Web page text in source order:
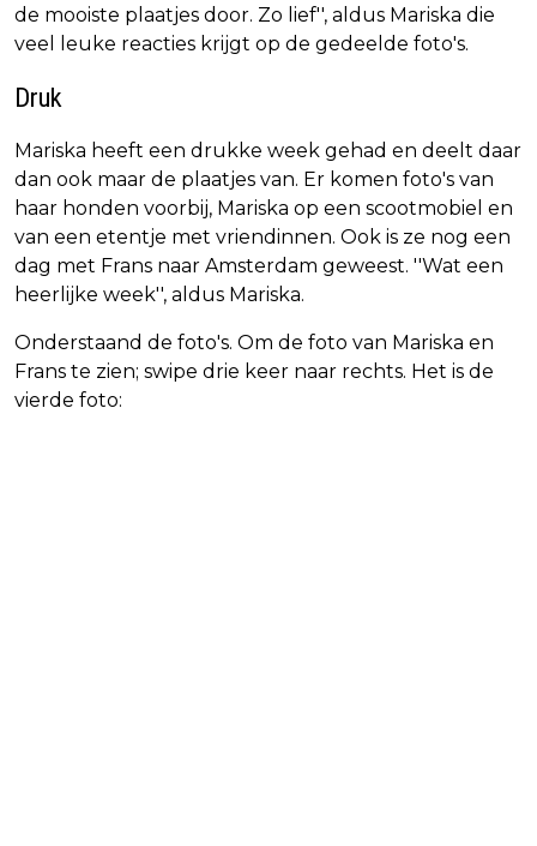
de mooiste plaatjes door. Zo lief'', aldus Mariska die
veel leuke reacties krijgt op de gedeelde foto's.
Druk
Mariska heeft een drukke week gehad en deelt daar
dan ook maar de plaatjes van. Er komen foto's van
haar honden voorbij, Mariska op een scootmobiel en
van een etentje met vriendinnen. Ook is ze nog een
dag met Frans naar Amsterdam geweest. ''Wat een
heerlijke week'', aldus Mariska.
Onderstaand de foto's. Om de foto van Mariska en
Frans te zien; swipe drie keer naar rechts. Het is de
vierde foto: